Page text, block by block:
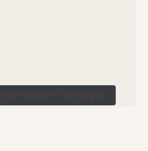
Volg HUIZEDOP op Instagram